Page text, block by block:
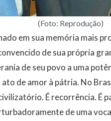
(Foto: Reprodução)
em sua memória mais
de sua própria
de seu povo a uma
de amor à pátria. No
É recorrência. É
de uma